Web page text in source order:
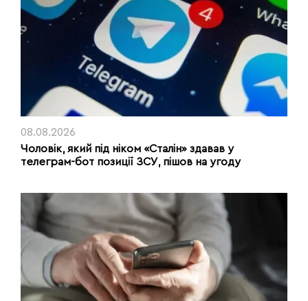
08.08.2026
Чоловік, який під ніком «Сталін» здавав у
телеграм-бот позиції ЗСУ, пішов на угоду